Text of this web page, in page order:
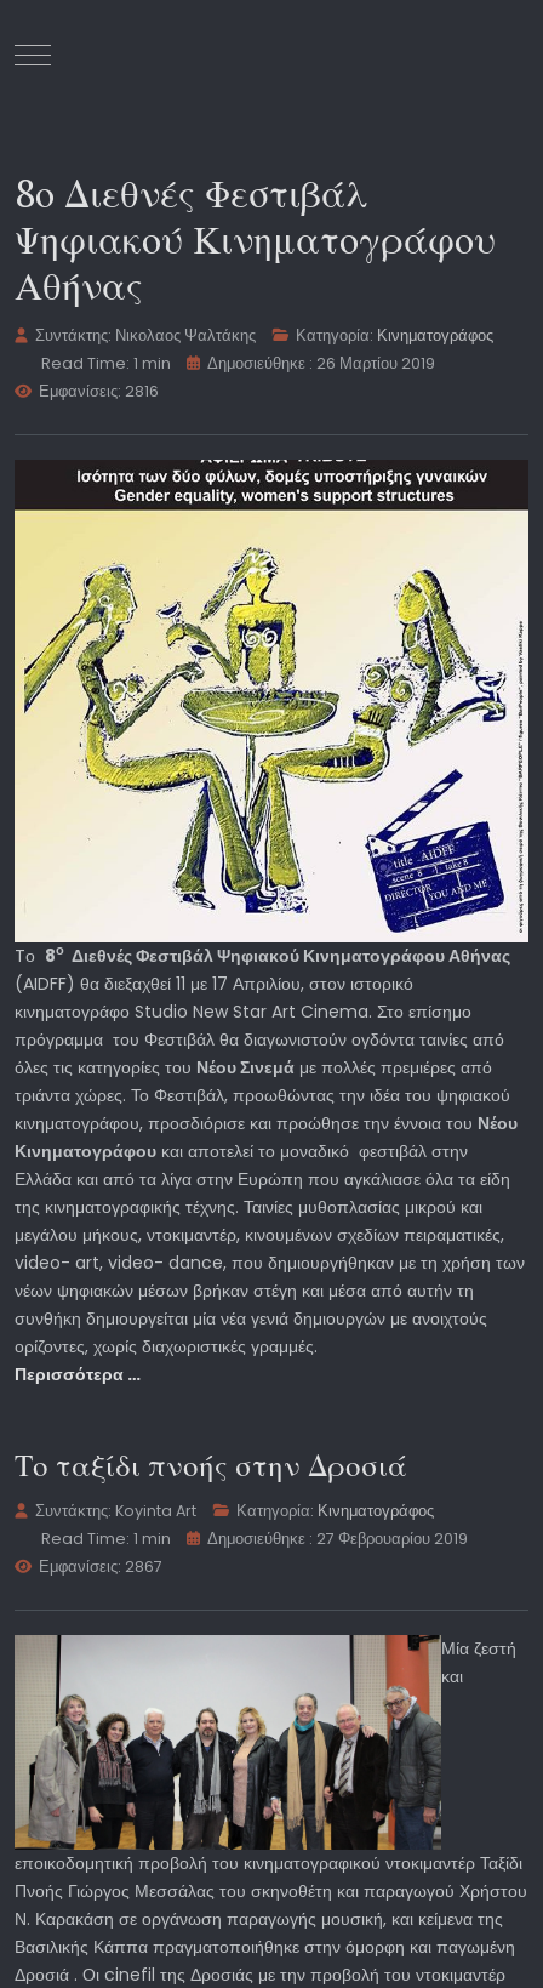
Mobile Menu Toggle
8ο Διεθνές Φεστιβάλ
Ψηφιακού Κινηματογράφου
Αθήνας
Συντάκτης: Νικολαος Ψαλτάκης Κατηγορία: Κινηματογράφος
Read Time: 1 min
Δημοσιεύθηκε : 26 Μαρτίου 2019
Εμφανίσεις: 2816
Tο 8ο Διεθνές Φεστιβάλ Ψηφιακού Κινηματογράφου Αθήνας
(AIDFF) θα διεξαχθεί 11 με 17 Απριλίου, στον ιστορικό
κινηματογράφο Studio New Star Art Cinema. Στο επίσημο
πρόγραμμα του Φεστιβάλ θα διαγωνιστούν ογδόντα ταινίες από
όλες τις κατηγορίες του Νέου Σινεμά με πολλές πρεμιέρες από
τριάντα χώρες. Το Φεστιβάλ, προωθώντας την ιδέα του ψηφιακού
κινηματογράφου, προσδιόρισε και προώθησε την έννοια του Νέου
Κινηματογράφου και αποτελεί το μοναδικό φεστιβάλ στην
Ελλάδα και από τα λίγα στην Ευρώπη που αγκάλιασε όλα τα είδη
της κινηματογραφικής τέχνης. Ταινίες μυθοπλασίας μικρού και
μεγάλου μήκους, ντοκιμαντέρ, κινουμένων σχεδίων πειραματικές,
video- art, video- dance, που δημιουργήθηκαν με τη χρήση των
νέων ψηφιακών μέσων βρήκαν στέγη και μέσα από αυτήν τη
συνθήκη δημιουργείται μία νέα γενιά δημιουργών με ανοιχτούς
ορίζοντες, χωρίς διαχωριστικές γραμμές.
Περισσότερα …
Το ταξίδι πνοής στην Δροσιά
Συντάκτης: Koyinta Art Κατηγορία: Κινηματογράφος
Read Time: 1 min
Δημοσιεύθηκε : 27 Φεβρουαρίου 2019
Εμφανίσεις: 2867
Μία ζεστή
και
εποικοδομητική προβολή του κινηματογραφικού ντοκιμαντέρ Ταξίδι
Πνοής Γιώργος Μεσσάλας του σκηνοθέτη και παραγωγού Χρήστου
Ν. Καρακάση σε οργάνωση παραγωγής μουσική, και κείμενα της
Βασιλικής Κάππα πραγματοποιήθηκε στην όμορφη και παγωμένη
Δροσιά . Οι cinefil της Δροσιάς με την προβολή του ντοκιμαντέρ